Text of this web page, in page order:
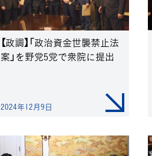
【政調】「政治資金世襲禁止法
案」を野党5党で衆院に提出
2024年12月9日